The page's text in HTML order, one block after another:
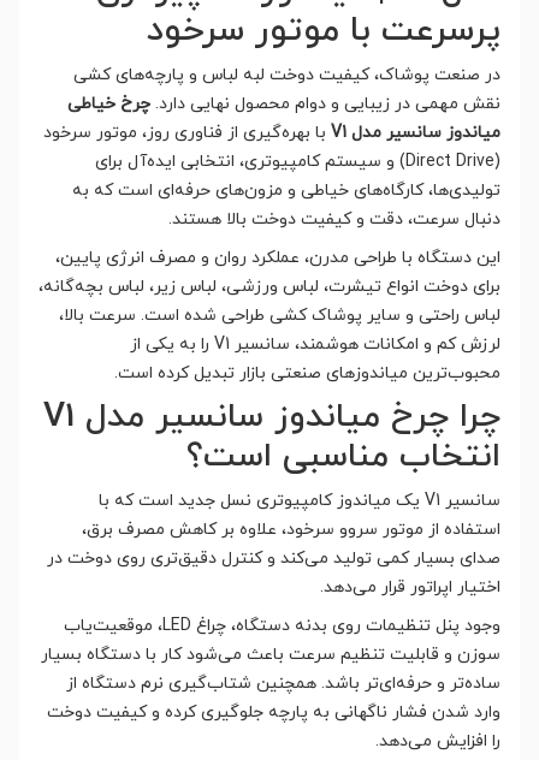
پرسرعت با موتور سرخود
در صنعت پوشاک، کیفیت دوخت لبه لباس و پارچه‌های کشی
نقش مهمی در زیبایی و دوام محصول نهایی دارد. چرخ خیاطی
میاندوز سانسیر مدل V1
با بهره‌گیری از فناوری روز، موتور سرخود
(Direct Drive) و سیستم کامپیوتری، انتخابی ایده‌آل برای
تولیدی‌ها، کارگاه‌های خیاطی و مزون‌های حرفه‌ای است که به
دنبال سرعت، دقت و کیفیت دوخت بالا هستند.
این دستگاه با طراحی مدرن، عملکرد روان و مصرف انرژی پایین،
برای دوخت انواع تیشرت، لباس ورزشی، لباس زیر، لباس بچه‌گانه،
لباس راحتی و سایر پوشاک کشی طراحی شده است. سرعت بالا،
لرزش کم و امکانات هوشمند، سانسیر V1 را به یکی از
محبوب‌ترین میاندوزهای صنعتی بازار تبدیل کرده است.
چرا چرخ میاندوز سانسیر مدل V1
انتخاب مناسبی است؟
سانسیر V1 یک میاندوز کامپیوتری نسل جدید است که با
استفاده از موتور سروو سرخود، علاوه بر کاهش مصرف برق،
صدای بسیار کمی تولید می‌کند و کنترل دقیق‌تری روی دوخت در
اختیار اپراتور قرار می‌دهد.
وجود پنل تنظیمات روی بدنه دستگاه، چراغ LED، موقعیت‌یاب
سوزن و قابلیت تنظیم سرعت باعث می‌شود کار با دستگاه بسیار
ساده‌تر و حرفه‌ای‌تر باشد. همچنین شتاب‌گیری نرم دستگاه از
وارد شدن فشار ناگهانی به پارچه جلوگیری کرده و کیفیت دوخت
را افزایش می‌دهد.